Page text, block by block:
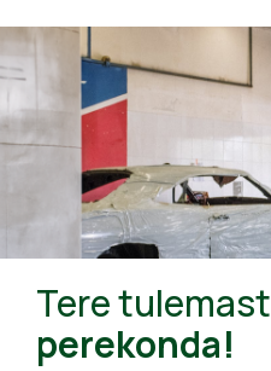
Tere tulemast
perekonda!